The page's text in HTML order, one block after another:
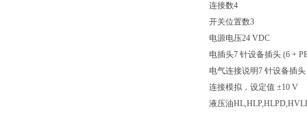
连接数4
开关位置数3
电源电压24 VDC
电插头7 针设备插头 (6 +
电气连接说明7 针设备插头
连接模拟，设定值 ±10 V
液压油